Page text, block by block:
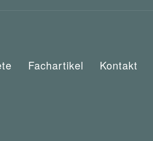
Fachartikel Kontakt